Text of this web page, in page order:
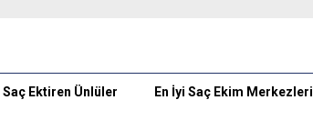
Saç Ektiren Ünlüler En İyi Saç Ekim Merkezleri